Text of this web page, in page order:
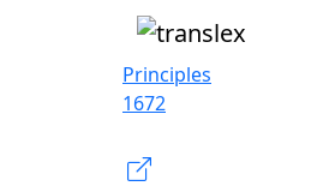
Principles
1672